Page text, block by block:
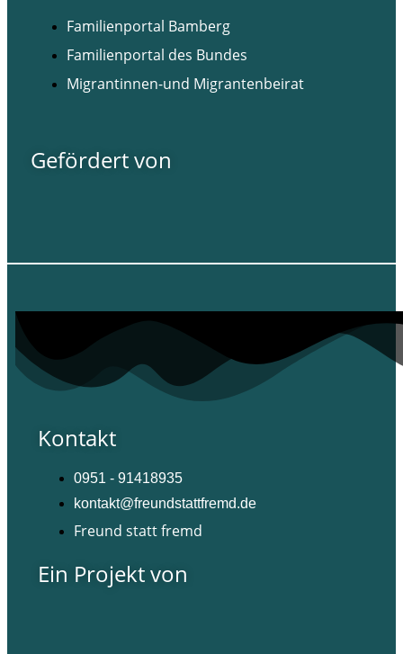
Familienportal Bamberg
Familienportal des Bundes
Migrantinnen-und Migrantenbeirat
Gefördert von
Kontakt
0951 - 91418935
kontakt@freundstattfremd.de
Freund statt fremd
Ein Projekt von